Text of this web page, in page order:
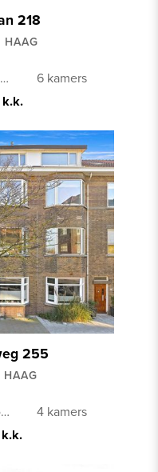
218
HAAG
Vrijstaande woning
6 kamers
255
Portiekwoning
4 kamers